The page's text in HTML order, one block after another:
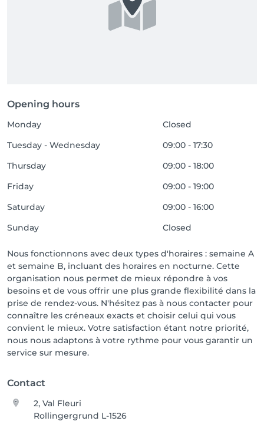
Opening hours
Monday
Closed
Tuesday - Wednesday
09:00 - 17:30
Thursday
09:00 - 18:00
Friday
09:00 - 19:00
Saturday
09:00 - 16:00
Sunday
Closed
Nous fonctionnons avec deux types d'horaires : semaine A
et semaine B, incluant des horaires en nocturne. Cette
organisation nous permet de mieux répondre à vos
besoins et de vous offrir une plus grande flexibilité dans la
prise de rendez-vous. N'hésitez pas à nous contacter pour
connaître les créneaux exacts et choisir celui qui vous
convient le mieux. Votre satisfaction étant notre priorité,
nous nous adaptons à votre rythme pour vous garantir un
service sur mesure.
Contact
2, Val Fleuri
Rollingergrund L-1526